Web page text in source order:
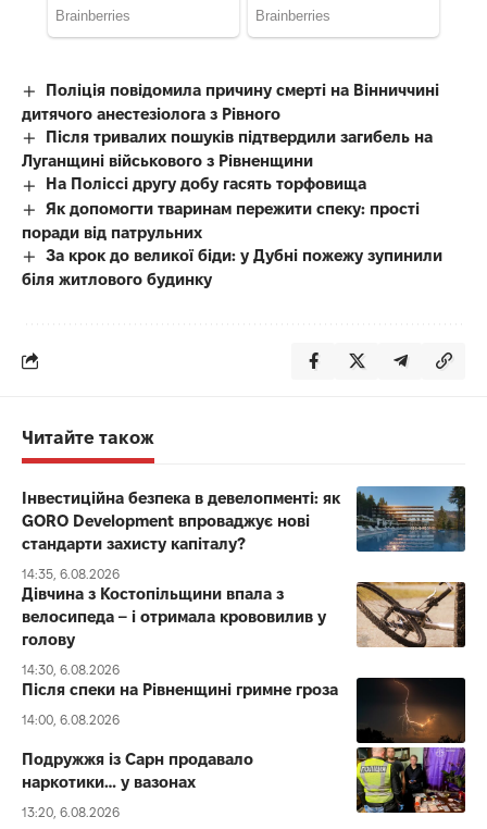
Поліція повідомила причину смерті на Вінниччині
дитячого анестезіолога з Рівного
Після тривалих пошуків підтвердили загибель на
Луганщині військового з Рівненщини
На Поліссі другу добу гасять торфовища
Як допомогти тваринам пережити спеку: прості
поради від патрульних
За крок до великої біди: у Дубні пожежу зупинили
біля житлового будинку
Читайте також
Інвестиційна безпека в девелопменті: як
GORO Development впроваджує нові
стандарти захисту капіталу?
14:35, 6.08.2026
Дівчина з Костопільщини впала з
велосипеда – і отримала крововилив у
голову
14:30, 6.08.2026
Після спеки на Рівненщині гримне гроза
14:00, 6.08.2026
Подружжя із Сарн продавало
наркотики… у вазонах
13:20, 6.08.2026